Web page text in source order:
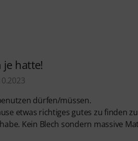
je hatte!
dürfen/müssen.
etwas richtiges gutes zu finden
Kein Blech sondern massive